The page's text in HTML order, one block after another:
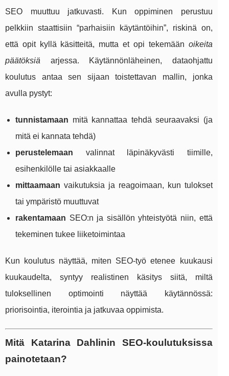
SEO muuttuu jatkuvasti. Kun oppiminen perustuu
pelkkiin staattisiin “parhaisiin käytäntöihin”, riskinä on,
että opit kyllä käsitteitä, mutta et opi tekemään oikeita
päätöksiä arjessa. Käytännönläheinen, dataohjattu
koulutus antaa sen sijaan toistettavan mallin, jonka
avulla pystyt:
tunnistamaan mitä kannattaa tehdä seuraavaksi (ja
mitä ei kannata tehdä)
perustelemaan valinnat läpinäkyvästi tiimille,
esihenkilölle tai asiakkaalle
mittaamaan vaikutuksia ja reagoimaan, kun tulokset
tai ympäristö muuttuvat
rakentamaan SEO:n ja sisällön yhteistyötä niin, että
tekeminen tukee liiketoimintaa
Kun koulutus näyttää, miten SEO-työ etenee kuukausi
kuukaudelta, syntyy realistinen käsitys siitä, miltä
tuloksellinen optimointi näyttää käytännössä:
priorisointia, iterointia ja jatkuvaa oppimista.
Mitä Katarina Dahlinin SEO-koulutuksissa
painotetaan?